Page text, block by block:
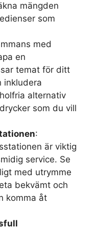
mängden
som
med
en
temat för ditt
inkludera
alternativ
som du vill
:
är viktig
service. Se
med utrymme
bekvämt och
komma åt